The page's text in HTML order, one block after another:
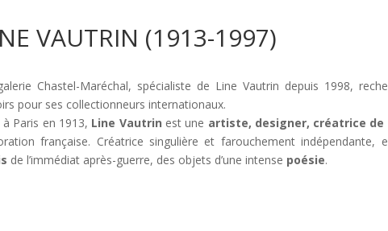
VAUTRIN (1913-1997)
Chastel-Maréchal, spécialiste de Line Vautrin depuis 1998,
pour ses collectionneurs internationaux.
à Paris en 1913, Line Vautrin est une artiste, designer, créatrice de
française. Créatrice singulière et farouchement indépendante,
de l’immédiat après-guerre, des objets d’une intense poésie.